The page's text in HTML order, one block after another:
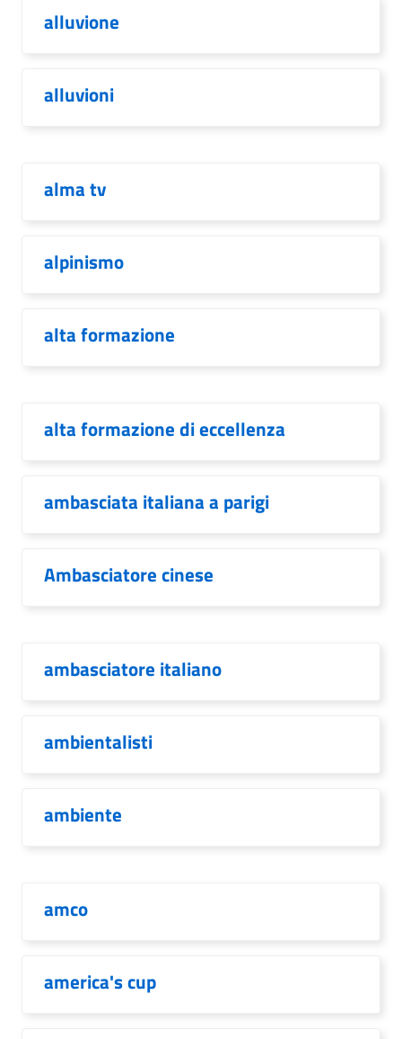
alluvione
alluvioni
alma tv
alpinismo
alta formazione
alta formazione di eccellenza
ambasciata italiana a parigi
Ambasciatore cinese
ambasciatore italiano
ambientalisti
ambiente
amco
america's cup